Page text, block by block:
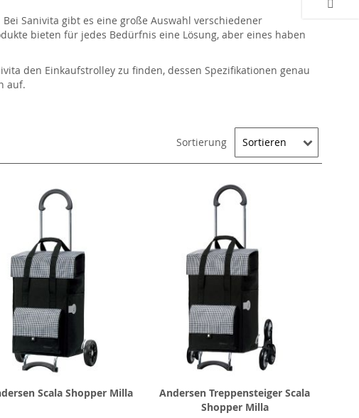
Sanivita gibt es eine große Auswahl verschiedener
bieten für jedes Bedürfnis eine Lösung, aber eines haben
den Einkaufstrolley zu finden, dessen Spezifikationen genau
auf.
Sortierung
Scala Shopper Milla
Andersen Treppensteiger Scala
Shopper Milla